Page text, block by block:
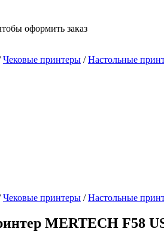
оформить заказ
Чековые принтеры /Настольные
Чековые принтеры /Настольные
MERTECH F58